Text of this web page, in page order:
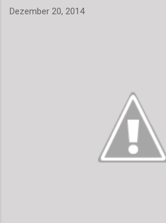
Dezember 20, 2014